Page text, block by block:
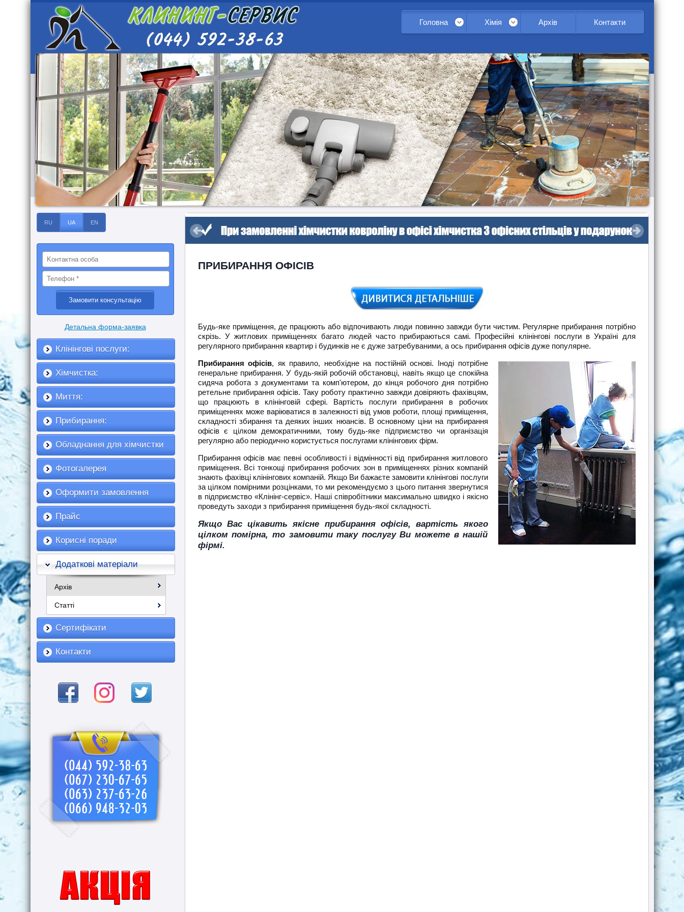
Головна Хімія Архів Контакти
RU UA EN
Детальна форма-заявка
Клінінгові послуги:
Хімчистка:
Миття:
Прибирання:
Обладнання для хімчистки
Фотогалерея
Оформити замовлення
Прайс
Корисні поради
Додаткові матеріали
Архів
Статті
Сертифікати
Контакти
ПРИБИРАННЯ ОФІСІВ
Будь-яке приміщення, де працюють або відпочивають люди повинно завжди бути чистим. Регулярне прибирання потрібно
скрізь. У житлових приміщеннях багато людей часто прибираються самі. Професійні клінінгові послуги в Україні для
регулярного прибирання квартир і будинків не є дуже затребуваними, а ось прибирання офісів дуже популярне.
Прибирання офісів, як правило, необхідне на постійній основі. Іноді потрібне
генеральне прибирання. У будь-якій робочій обстановці, навіть якщо це спокійна
сидяча робота з документами та комп'ютером, до кінця робочого дня потрібно
ретельне прибирання офісів. Таку роботу практично завжди довіряють фахівцям,
що працюють в клінінговій сфері. Вартість послуги прибирання в робочих
приміщеннях може варіюватися в залежності від умов роботи, площі приміщення,
складності збирання та деяких інших нюансів. В основному ціни на прибирання
офісів є цілком демократичними, тому будь-яке підприємство чи організація
регулярно або періодично користується послугами клінінгових фірм.
Прибирання офісів має певні особливості і відмінності від прибирання житлового
приміщення. Всі тонкощі прибирання робочих зон в приміщеннях різних компаній
знають фахівці клінінгових компаній. Якщо Ви бажаєте замовити клінінгові послуги
за цілком помірними розцінками, то ми рекомендуємо з цього питання звернутися
в підприємство «Клінінг-сервіс». Наші співробітники максимально швидко і якісно
проведуть заходи з прибирання приміщення будь-якої складності.
Якщо Вас цікавить якісне прибирання офісів, вартість якого
цілком помірна, то замовити таку послугу Ви можете в нашій
фірмі.